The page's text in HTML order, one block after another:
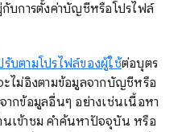
บการตั้งค่าบัญชีหรือโปรไฟล์
บตามโปรไฟล์ของผู้ใช้ต่อบุตร
ไม่อิงตามข้อมูลจากบัญชีหรือ
กข้อมูลอื่นๆ อย่างเช่นเนื้อหา
เข้าชม คำค้นหาปัจจุบัน หรือ